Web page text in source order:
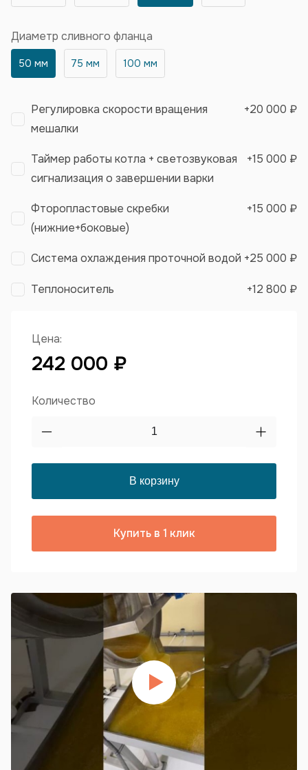
Диаметр сливного фланца
50 мм 75 мм 100 мм
Регулировка скорости вращения
мешалки
+20 000 ₽
Таймер работы котла + светозвуковая
сигнализация о завершении варки
+15 000 ₽
Фторопластовые скребки
(нижние+боковые)
+15 000 ₽
Система охлаждения проточной водой +25 000 ₽
Теплоноситель +12 800 ₽
Цена:
242 000 ₽
Количество
Купить в 1 клик